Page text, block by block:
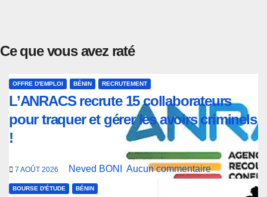
Ce que vous avez raté
OFFRE D'EMPLOI BÉNIN RECRUTEMENT
L’ANRACS recrute 15 collaborateurs
pour traquer et gérer les avoirs criminels
!
7 AOÛT 2026 Neved BONI Aucun commentaire
BOURSE D'ÉTUDE BÉNIN